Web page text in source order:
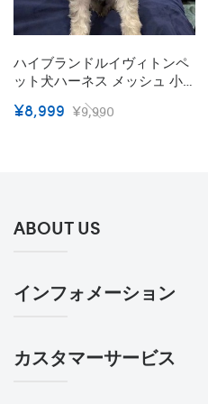
ハイブランドルイヴィトンペ
ット犬ハーネス メッシュ 小
中型犬 LV 牽引ロープ 2点セッ
ト 通気可調節 猫用 ベスト か
¥8,999 ¥9,990
ABOUT US
インフォメーション
カスタマーサービス